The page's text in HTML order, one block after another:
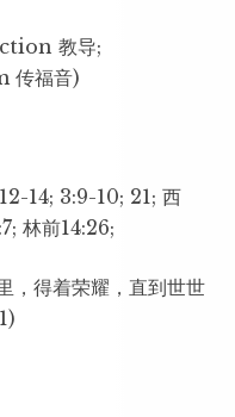
教导;
传福音)
14; 3:9-10; 21; 西
林前14:26;
，得着荣耀，直到世世